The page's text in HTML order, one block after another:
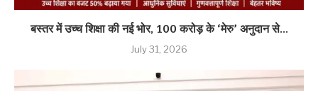
बस्तर में उच्च शिक्षा की नई भोर, 100 करोड़ के ‘मेरु’ अनुदान से...
July 31, 2026